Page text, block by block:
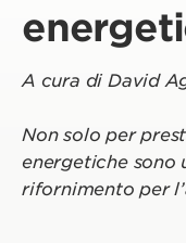
A cura di David
Non solo per
energetiche sono
rifornimento per